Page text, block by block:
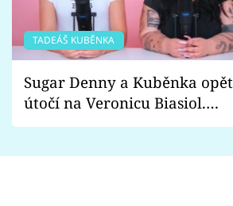
TADEÁŠ KUBĚNKA
Sugar Denny a Kuběnka opět
útočí na Veronicu Biasiol.
Proč je podle nich falešná a